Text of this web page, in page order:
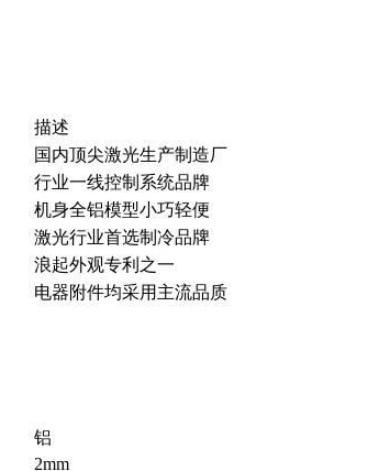
描述
国内顶尖激光生产制造厂
行业一线控制系统品牌
机身全铝模型小巧轻便
激光行业首选制冷品牌
浪起外观专利之一
电器附件均采用主流品质
铝
2mm